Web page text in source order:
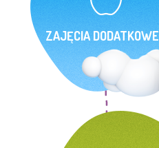
ZAJĘCIA DODATKOWE